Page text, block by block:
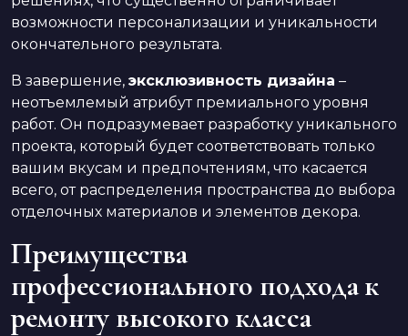
возможности персонализации и уникальности
окончательного результата.
В завершение, эксклюзивность дизайна –
неотъемлемый атрибут премиального уровня
работ. Он подразумевает разработку уникального
проекта, который будет соответствовать только
вашим вкусам и предпочтениям, что касается
всего, от распределения пространства до выбора
отделочных материалов и элементов декора.
Преимущества
профессионального подхода к
ремонту высокого класса